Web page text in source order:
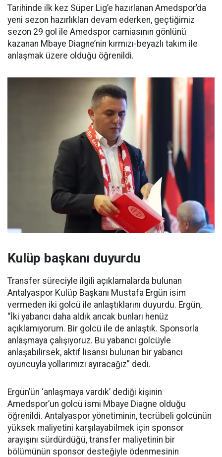
Tarihinde ilk kez Süper Lig’e hazırlanan Amedspor’da
yeni sezon hazırlıkları devam ederken, geçtiğimiz
sezon 29 gol ile Amedspor camiasının gönlünü
kazanan Mbaye Diagne’nin kırmızı-beyazlı takım ile
anlaşmak üzere olduğu öğrenildi.
Kulüp başkanı duyurdu
Transfer süreciyle ilgili açıklamalarda bulunan
Antalyaspor Kulüp Başkanı Mustafa Ergün isim
vermeden iki golcü ile anlaştıklarını duyurdu. Ergün,
“İki yabancı daha aldık ancak bunları henüz
açıklamıyorum. Bir golcü ile de anlaştık. Sponsorla
anlaşmaya çalışıyoruz. Bu yabancı golcüyle
anlaşabilirsek, aktif lisansı bulunan bir yabancı
oyuncuyla yollarımızı ayıracağız” dedi.
Ergün’ün ‘anlaşmaya vardık’ dediği kişinin
Amedspor’un golcü ismi Mbaye Diagne olduğu
öğrenildi. Antalyaspor yönetiminin, tecrübeli golcünün
yüksek maliyetini karşılayabilmek için sponsor
arayışını sürdürdüğü, transfer maliyetinin bir
bölümünün sponsor desteğiyle ödenmesinin